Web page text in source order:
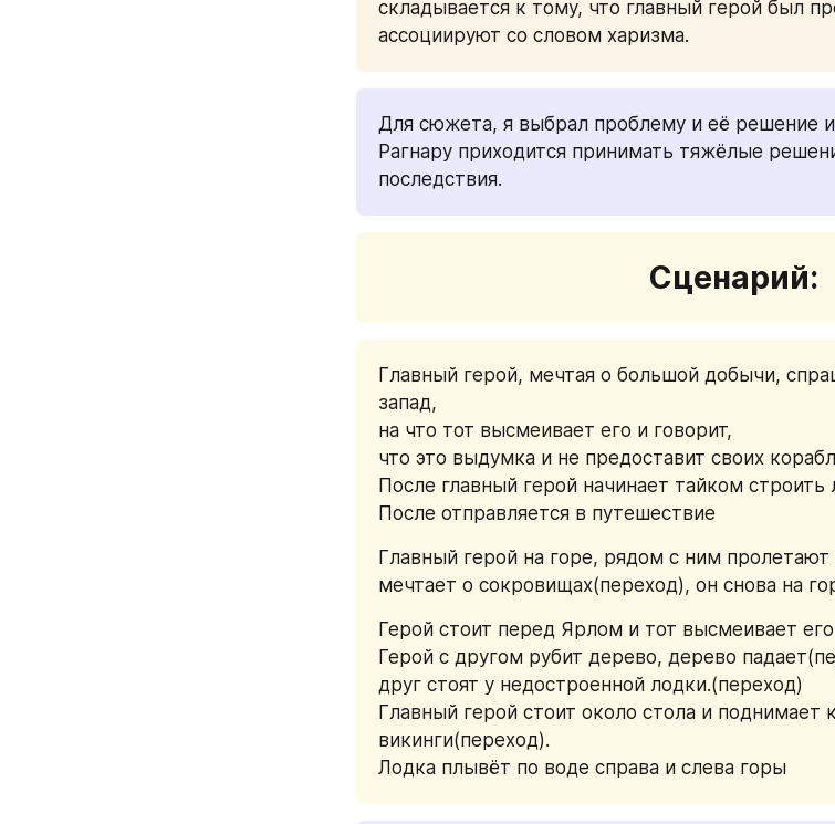
складывается к тому, что главный герой был
ассоциируют со словом харизма.
Для сюжета, я выбрал проблему и её решение
Рагнару приходится принимать тяжёлые
последствия.
  Сценарий:
Главный герой, мечтая о большой добычи,
запад,
на что тот высмеивает его и говорит,
что это выдумка и не предоставит своих
После главный герой начинает тайком строить
После отправляется в путешествие
Главный герой на горе, рядом с ним
мечтает о сокровищах(переход), он снова на
Герой стоит перед Ярлом и тот высмеивает
Герой с другом рубит дерево, дерево
друг стоят у недостроенной лодки.(переход)
Главный герой стоит около стола и поднимает
викинги(переход).
Лодка плывёт по воде справа и слева горы